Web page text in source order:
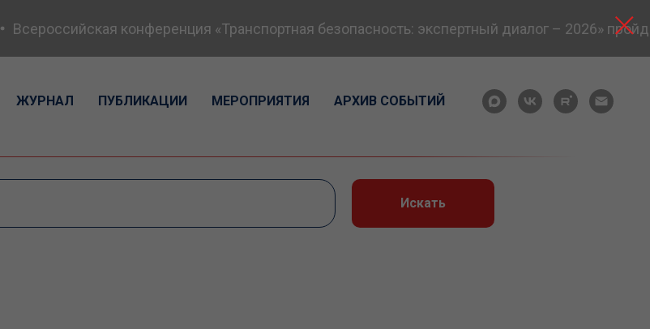
Всероссийская конференция «Транспортная безопасность: экспертный диалог – 2026»
ЖУРНАЛ ПУБЛИКАЦИИ МЕРОПРИЯТИЯ АРХИВ СОБЫТИЙ
Искать